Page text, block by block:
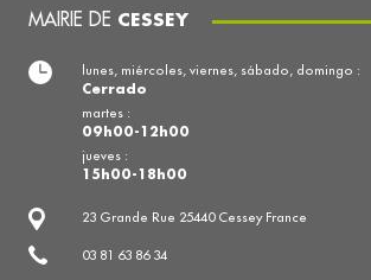
MAIRIE DE CESSEY
23 Grande Rue 25440 Cessey France
03 81 63 86 34
lunes, miércoles, viernes, sábado, domingo :
Cerrado
martes :
09h00-12h00
jueves :
15h00-18h00